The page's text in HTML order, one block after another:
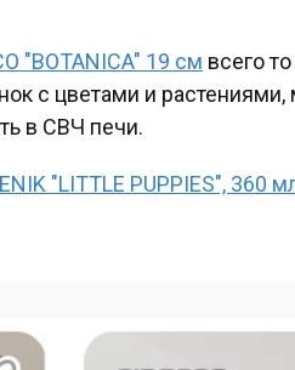
"BOTANICA" 19 см всего
с цветами и
в СВЧ печи.
"LITTLE PUPPIES", 360